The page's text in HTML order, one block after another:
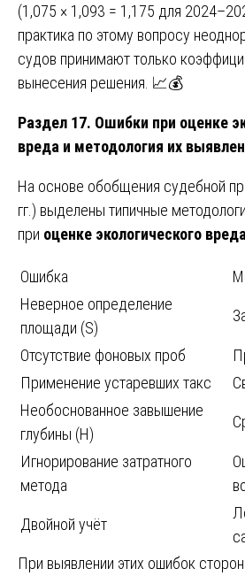
(1,075 × 1,093 = 1,175 для
практика по этому вопросу
судов принимают только
вынесения решения. 📈💰
Раздел 17. Ошибки при оценке
вреда и методология их
На основе обобщения судебной
гг.) выделены типичные
при оценке экологического вреда
Ошибка
Неверное определение
площади (S)
Отсутствие фоновых проб
Применение устаревших такс
Необоснованное завышение
глубины (H)
Игнорирование затратного
метода
Двойной учёт
При выявлении этих ошибок